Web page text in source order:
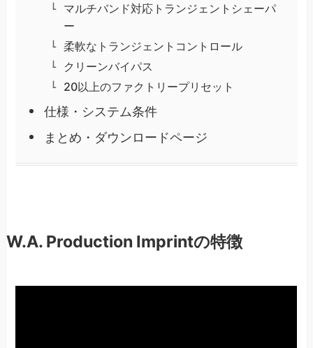
マルチバンド対応トランジェントシェーパ
ー
柔軟なトランジェントコントロール
クリーンバイパス
20以上のファクトリープリセット
仕様・システム条件
まとめ・ダウンロードページ
W.A. Production Imprintの特徴